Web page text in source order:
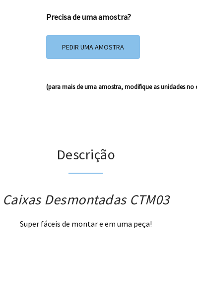
Precisa de uma amostra?
PEDIR UMA AMOSTRA
(para mais de uma amostra, modifique as unidades no
Descrição
Caixas Desmontadas CTM03
Super fáceis de montar e em uma peça!